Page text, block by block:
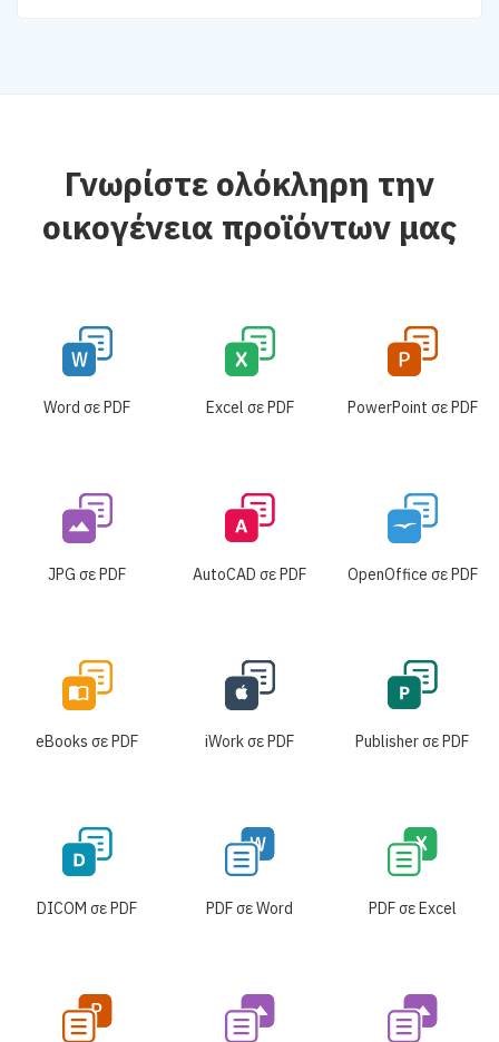
Γνωρίστε ολόκληρη την
οικογένεια προϊόντων μας
Word σε PDF Excel σε PDF PowerPoint σε PDF
JPG σε PDF AutoCAD σε PDF OpenOffice σε PDF
eBooks σε PDF iWork σε PDF Publisher σε PDF
DICOM σε PDF PDF σε Word PDF σε Excel